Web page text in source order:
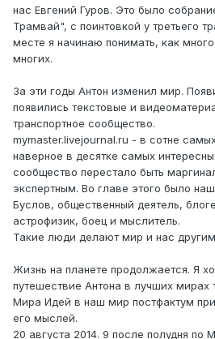
нас Евгений Гуров. Это было
Трамвай", с поинтовкой у третьего
месте я начинаю понимать, как
многих.
За эти годы Антон изменил мир.
появились текстовые и
транспортное сообщество.
mymaster.livejournal.ru - в сотне
наверное в десятке самых
сообщество перестало быть
экспертным. Во главе этого было
Буслов, общественный деятель,
астрофизик, боец и мыслитель.
Такие люди делают мир и нас
Жизнь на планете продолжается. Я
путешествие Антона в лучших мирах
Мира Идей в наш мир постфактум
его мыслей.
20 августа 2014. 9 после полудня по